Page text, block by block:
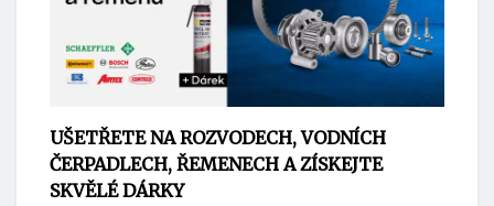
UŠETŘETE NA ROZVODECH, VODNÍCH
ČERPADLECH, ŘEMENECH A ZÍSKEJTE
SKVĚLÉ DÁRKY